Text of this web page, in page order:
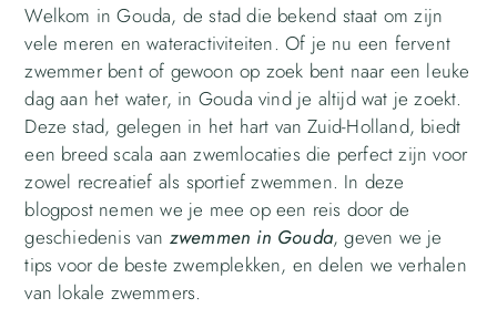
Welkom in Gouda, de stad die bekend staat om zijn
vele meren en wateractiviteiten. Of je nu een fervent
zwemmer bent of gewoon op zoek bent naar een leuke
dag aan het water, in Gouda vind je altijd wat je zoekt.
Deze stad, gelegen in het hart van Zuid-Holland, biedt
een breed scala aan zwemlocaties die perfect zijn voor
zowel recreatief als sportief zwemmen. In deze
blogpost nemen we je mee op een reis door de
geschiedenis van zwemmen in Gouda, geven we je
tips voor de beste zwemplekken, en delen we verhalen
van lokale zwemmers.